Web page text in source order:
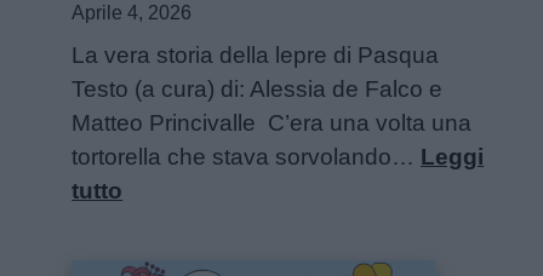
Aprile 4, 2026
La vera storia della lepre di Pasqua
Testo (a cura) di: Alessia de Falco e
Matteo Princivalle C’era una volta una
tortorella che stava sorvolando… Leggi
tutto
vera